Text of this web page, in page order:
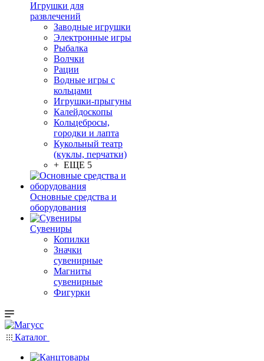
Игрушки для
развлечений
Заводные игрушки
Электронные игры
Рыбалка
Волчки
Рации
Водные игры с
кольцами
Игрушки-прыгуны
Калейдоскопы
Кольцебросы,
городки и лапта
Кукольный театр
(куклы, перчатки)
+ ЕЩЕ 5
Основные средства и
оборудования
Сувениры
Копилки
Значки
сувенирные
Магниты
сувенирные
Фигурки
Каталог